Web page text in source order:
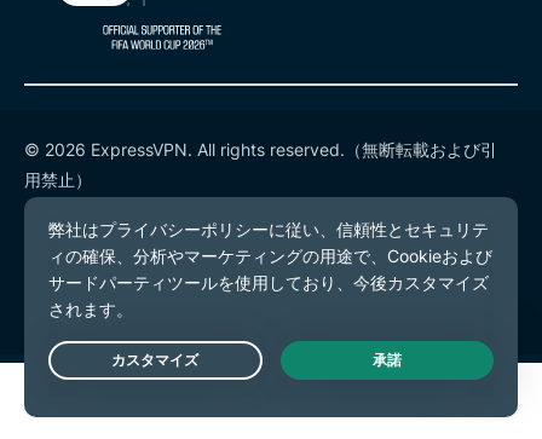
© 2026 ExpressVPN. All rights reserved.（無断転載および引
用禁止）
プライバシーポリシー
利用規約
Cookieの設定
Live Chat